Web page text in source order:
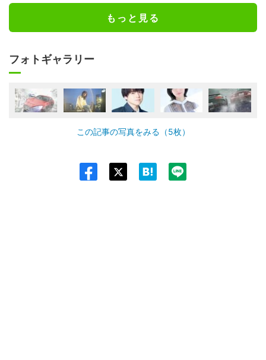
もっと見る
フォトギャラリー
この記事の写真をみる（5枚）